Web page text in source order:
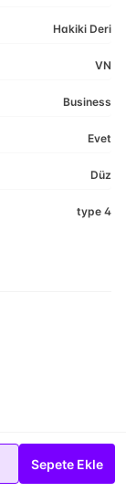
Sepete Ekle
Hakiki Deri
VN
Business
Evet
Düz
type 4